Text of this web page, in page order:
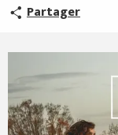
Partager